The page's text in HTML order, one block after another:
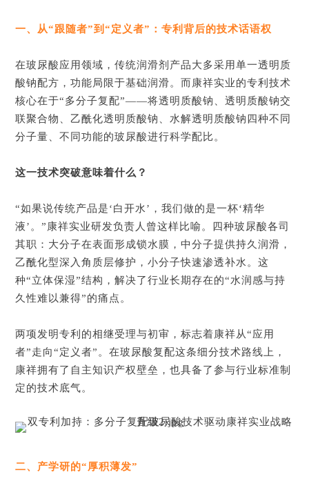
一、从“跟随者”到“定义者”：专利背后的技术话语权
在玻尿酸应用领域，传统润滑剂产品大多采用单一透明质
酸钠配方，功能局限于基础润滑。而康祥实业的专利技术
核心在于“多分子复配”——将透明质酸钠、透明质酸钠交
联聚合物、乙酰化透明质酸钠、水解透明质酸钠四种不同
分子量、不同功能的玻尿酸进行科学配比。
这一技术突破意味着什么？
“如果说传统产品是‘白开水’，我们做的是一杯‘精华
液’。”康祥实业研发负责人曾这样比喻。四种玻尿酸各司
其职：大分子在表面形成锁水膜，中分子提供持久润滑，
乙酰化型深入角质层修护，小分子快速渗透补水。这
种“立体保湿”结构，解决了行业长期存在的“水润感与持
久性难以兼得”的痛点。
两项发明专利的相继受理与初审，标志着康祥从“应用
者”走向“定义者”。在玻尿酸复配这条细分技术路线上，
康祥拥有了自主知识产权壁垒，也具备了参与行业标准制
定的技术底气。
二、产学研的“厚积薄发”